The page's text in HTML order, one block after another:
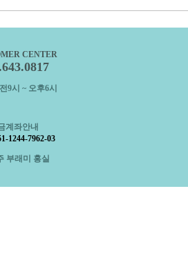
CENTER
9시 ~ 오후6시
계좌안내
1244-7962-03
부래미 홍실